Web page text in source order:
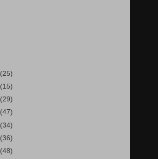
(25)
(15)
(29)
(47)
(34)
(36)
(48)